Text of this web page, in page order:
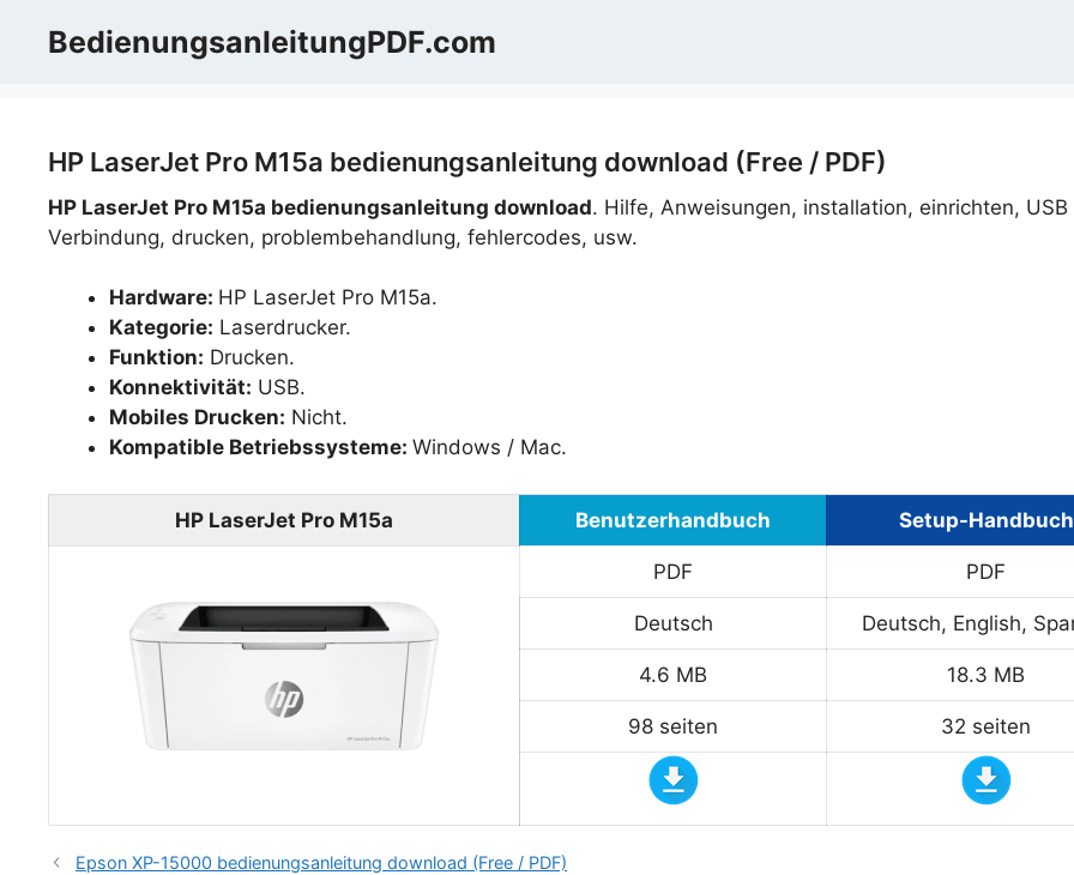
BedienungsanleitungPDF.com
HP LaserJet Pro M15a bedienungsanleitung download (Free / PDF)
HP LaserJet Pro M15a bedienungsanleitung download. Hilfe, Anweisungen, installation, einrichten, USB
Verbindung, drucken, problembehandlung, fehlercodes, usw.
Hardware: HP LaserJet Pro M15a.
Kategorie: Laserdrucker.
Funktion: Drucken.
Konnektivität: USB.
Mobiles Drucken: Nicht.
Kompatible Betriebssysteme: Windows / Mac.
HP LaserJet Pro M15a Benutzerhandbuch Setup-Handbuch
PDF PDF
Deutsch Deutsch, English,
4.6 MB 18.3 MB
98 seiten 32 seiten
Epson XP-15000 bedienungsanleitung download (Free / PDF)